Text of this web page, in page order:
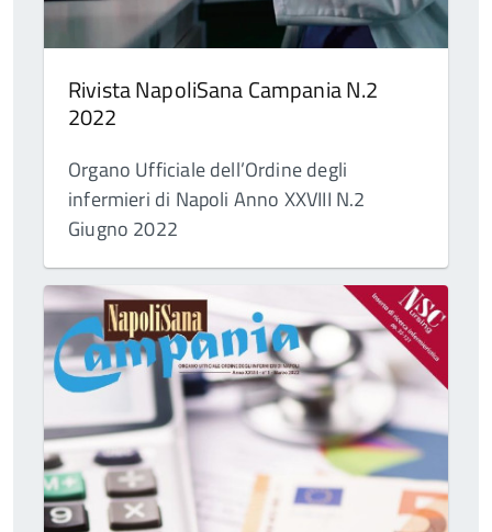
Rivista NapoliSana Campania N.2
2022
Organo Ufficiale dell’Ordine degli
infermieri di Napoli Anno XXVIII N.2
Giugno 2022